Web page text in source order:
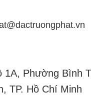
1A, Phường Bình
TP. Hồ Chí Minh